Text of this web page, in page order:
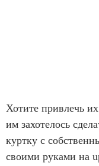
Хотите привлечь
им захотелось
куртку с
своими руками на